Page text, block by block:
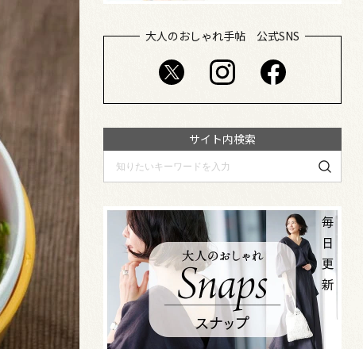
大人のおしゃれ手帖 公式SNS
サイト内検索